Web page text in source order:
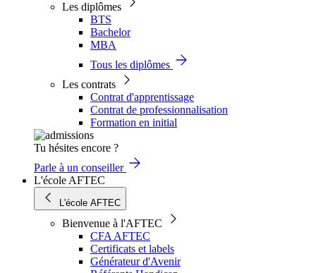
Les diplômes
BTS
Bachelor
MBA
Tous les diplômes
Les contrats
Contrat d'apprentissage
Contrat de professionnalisation
Formation en initial
Tu hésites encore ?
Parle à un conseiller
L'école AFTEC
L'école AFTEC
Bienvenue à l'AFTEC
CFA AFTEC
Certificats et labels
Générateur d'Avenir